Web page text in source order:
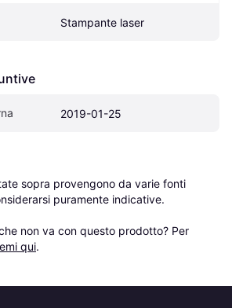
Stampante laser
2019-01-25
sopra provengono da varie fonti
puramente indicative.
non va con questo prodotto? Per
qui.